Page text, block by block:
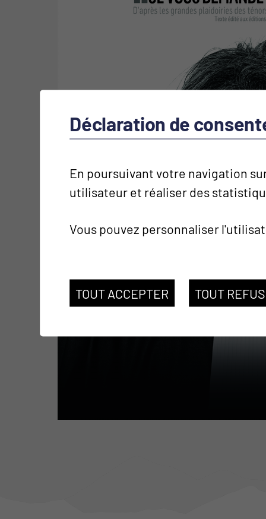
Déclaration de
En poursuivant votre navigation
utilisateur et réaliser des
Vous pouvez personnaliser
TOUT ACCEPTER TOUT